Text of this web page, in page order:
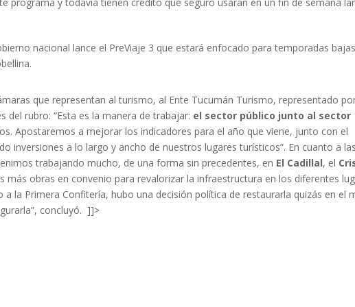
nacional lance el PreViaje 3 que estará enfocado para temporadas
que representan al turismo, al Ente Tucumán Turismo, representado
del rubro: “Esta es la manera de trabajar: el sector público junto al sector
Apostaremos a mejorar los indicadores para el año que viene, junto con el
inversiones a lo largo y ancho de nuestros lugares turísticos”. En cuanto a las
trabajando mucho, de una forma sin precedentes, en El Cadillal, el
más obras en convenio para revalorizar la infraestructura en los diferentes
la Primera Confitería, hubo una decisión política de restaurarla quizás en el
concluyó. ]]>